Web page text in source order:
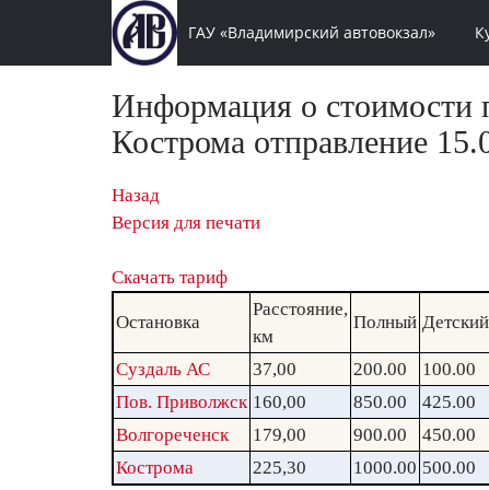
ГАУ «Владимирский автовокзал»
Информация о стоимости
Кострома отправление
Назад
Версия для печати
Скачать тариф
Остановка
Расстояние,
км
Полный Детский
Суздаль АС
37,00 200.00 100.00
Пов. Приволжск 160,00 850.00 425.00
Волгореченск
179,00 900.00 450.00
Кострома
225,30 1000.00 500.00